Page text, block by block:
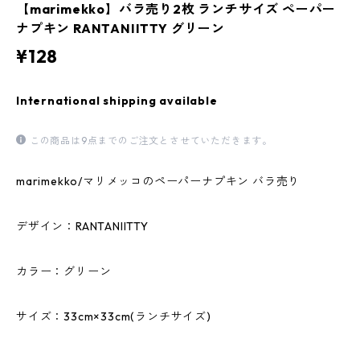
【marimekko】バラ売り2枚 ランチサイズ ペーパー
ナプキン RANTANIITTY グリーン
¥128
International shipping available
この商品は9点までのご注文とさせていただきます。
marimekko/マリメッコのペーパーナプキン バラ売り
デザイン：RANTANIITTY
カラー：グリーン
サイズ：33cm×33cm(ランチサイズ)